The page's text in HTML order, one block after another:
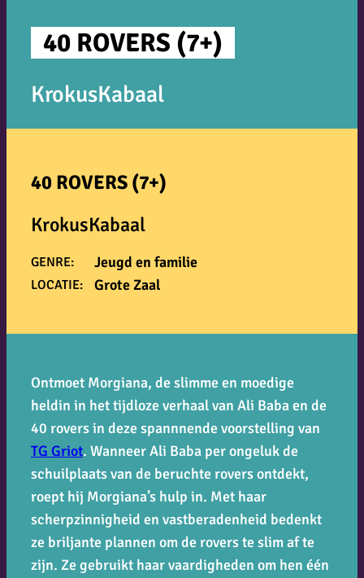
40 ROVERS (7+)
KrokusKabaal
Ontmoet Morgiana, de slimme en moedige
heldin in het tijdloze verhaal van Ali Baba en de
40 roversin deze spannnende voorstelling van
TG Griot. Wanneer Ali Baba per ongeluk de
schuilplaats van de beruchte rovers ontdekt,
roept hij Morgiana’s hulp in. Met haar
scherpzinnigheid en vastberadenheid bedenkt
ze briljante plannen om de rovers te slim af te
zijn. Ze gebruikt haar vaardigheden om hen één
40 ROVERS (7+)
KrokusKabaal
GENRE: Jeugd en familie
LOCATIE: Grote Zaal